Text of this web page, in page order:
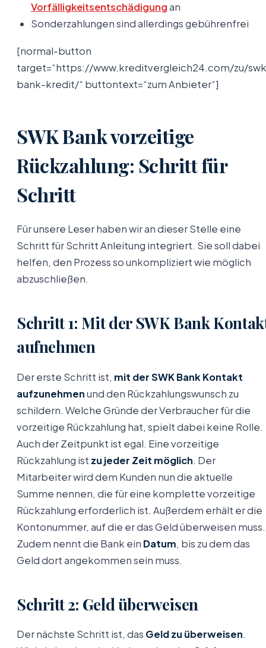
Vorfälligkeitsentschädigungan
Sonderzahlungen sind allerdings gebührenfrei
[normal-button
target=“https://www.kreditvergleich24.com/zu/
bank-kredit/“ buttontext=“zum Anbieter“]
SWK Bank vorzeitige
Rückzahlung: Schritt für
Schritt
Für unsere Leser haben wir an dieser Stelle eine
Schritt für Schritt Anleitung integriert. Sie soll dabei
helfen, den Prozess so unkompliziert wie möglich
abzuschließen.
Schritt 1: Mit der SWK Bank
aufnehmen
Der erste Schritt ist, mit der SWK Bank Kontakt
aufzunehmenund den Rückzahlungswunsch zu
schildern. Welche Gründe der Verbraucher für die
vorzeitige Rückzahlung hat, spielt dabei keine Rolle.
Auch der Zeitpunkt ist egal. Eine vorzeitige
Rückzahlung ist zu jeder Zeit möglich. Der
Mitarbeiter wird dem Kunden nun die aktuelle
Summe nennen, die für eine komplette vorzeitige
Rückzahlung erforderlich ist. Außerdem erhält er die
Kontonummer, auf die er das Geld überweisen muss.
Zudem nennt die Bank ein Datum, bis zu dem das
Geld dort angekommen sein muss.
Schritt 2: Geld überweisen
Der nächste Schritt ist, das Geld zu überweisen.